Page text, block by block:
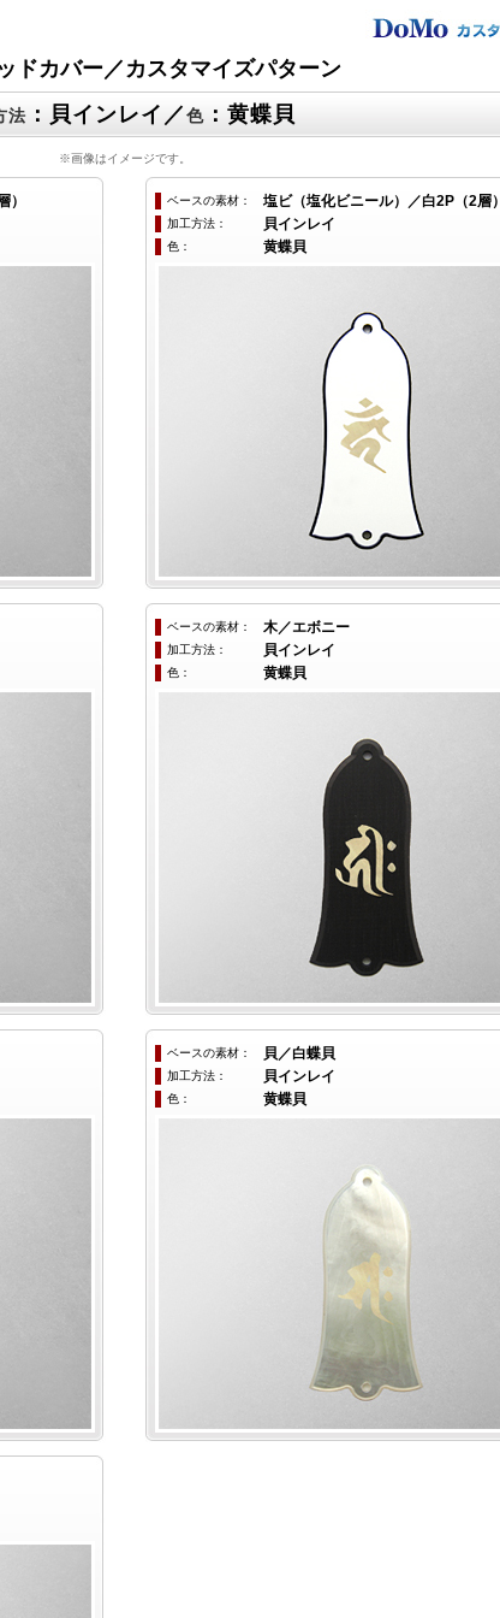
ドカバー／カスタマイズパターン
法 ：貝インレイ／色 ：黄蝶貝
※画像はイメージです。
） ベースの素材： 塩ビ（塩化ビニール）／白2P（2層）
加工方法： 貝インレイ
色： 黄蝶貝
ベースの素材： 木／エボニー
加工方法： 貝インレイ
色： 黄蝶貝
ベースの素材： 貝／白蝶貝
加工方法： 貝インレイ
色： 黄蝶貝